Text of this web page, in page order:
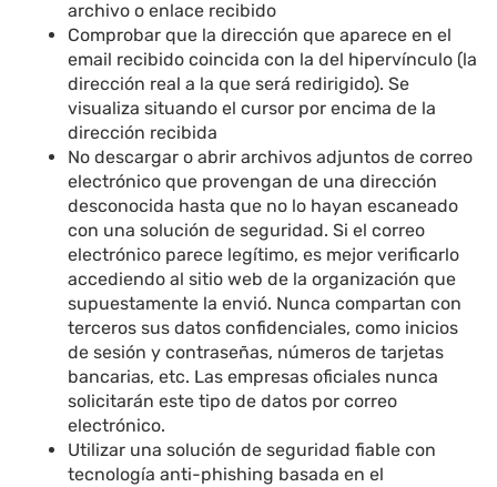
archivo o enlace recibido
Comprobar que la dirección que aparece en el
email recibido coincida con la del hipervínculo (la
dirección real a la que será redirigido). Se
visualiza situando el cursor por encima de la
dirección recibida
No descargar o abrir archivos adjuntos de correo
electrónico que provengan de una dirección
desconocida hasta que no lo hayan escaneado
con una solución de seguridad. Si el correo
electrónico parece legítimo, es mejor verificarlo
accediendo al sitio web de la organización que
supuestamente la envió. Nunca compartan con
terceros sus datos confidenciales, como inicios
de sesión y contraseñas, números de tarjetas
bancarias, etc. Las empresas oficiales nunca
solicitarán este tipo de datos por correo
electrónico.
Utilizar una solución de seguridad fiable con
tecnología anti-phishing basada en el